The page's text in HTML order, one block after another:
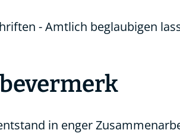
- Amtlich beglaubigen
in enger